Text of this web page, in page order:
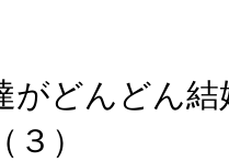
がどんどん
）